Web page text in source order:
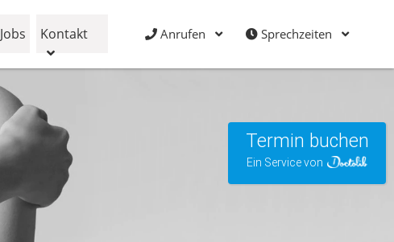
Jobs Kontakt Anrufen Sprechzeiten
Termin buchen
Ein Service von